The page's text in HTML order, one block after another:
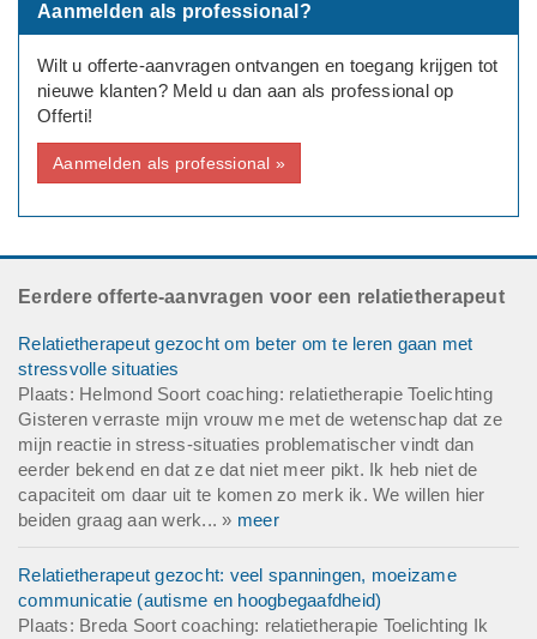
Aanmelden als professional?
Wilt u offerte-aanvragen ontvangen en toegang krijgen tot
nieuwe klanten? Meld u dan aan als professional op
Offerti!
Aanmelden als professional »
Eerdere offerte-aanvragen voor een relatietherapeut
Relatietherapeut gezocht om beter om te leren gaan met
stressvolle situaties
Plaats: Helmond Soort coaching: relatietherapie Toelichting
Gisteren verraste mijn vrouw me met de wetenschap dat ze
mijn reactie in stress-situaties problematischer vindt dan
eerder bekend en dat ze dat niet meer pikt. Ik heb niet de
capaciteit om daar uit te komen zo merk ik. We willen hier
beiden graag aan werk... » meer
Relatietherapeut gezocht: veel spanningen, moeizame
communicatie (autisme en hoogbegaafdheid)
Plaats: Breda Soort coaching: relatietherapie Toelichting Ik